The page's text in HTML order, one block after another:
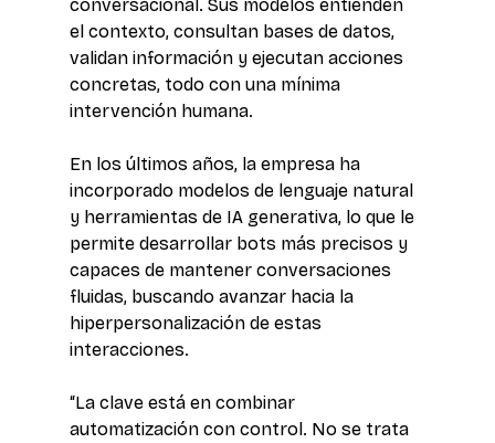
conversacional. Sus modelos entienden
el contexto, consultan bases de datos,
validan información y ejecutan acciones
concretas, todo con una mínima
intervención humana.
En los últimos años, la empresa ha
incorporado modelos de lenguaje natural
y herramientas de IA generativa, lo que le
permite desarrollar bots más precisos y
capaces de mantener conversaciones
fluidas, buscando avanzar hacia la
hiperpersonalización de estas
interacciones.
“La clave está en combinar
automatización con control. No se trata